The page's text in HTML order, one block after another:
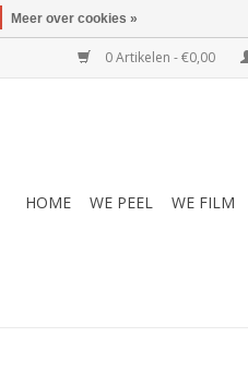
0 Artikelen - €0,00
HOME WE PEEL WE FILM
Meer over cookies »